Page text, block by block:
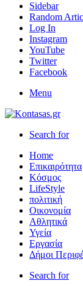
Sidebar
Random
Log In
Instagram
YouTube
Twitter
Facebook
Menu
Search for
Home
Επικαιρότητα
Κόσμος
LifeStyle
πολιτική
Οικονομία
Αθλητικά
Υγεία
Εργασία
Δήμοι
Search for